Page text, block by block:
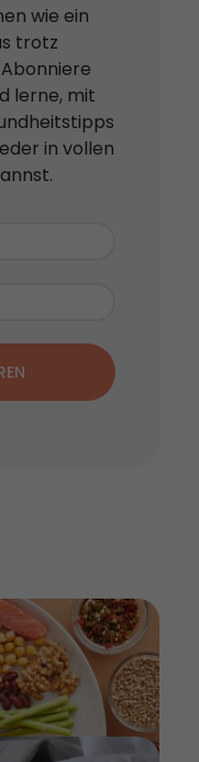
wie ein
trotz
lerne, mit
in vollen